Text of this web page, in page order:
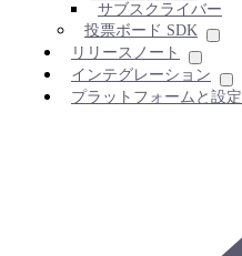
サブスクライバー
投票ボード SDK
リリースノート
インテグレーション
プラットフォームと設定